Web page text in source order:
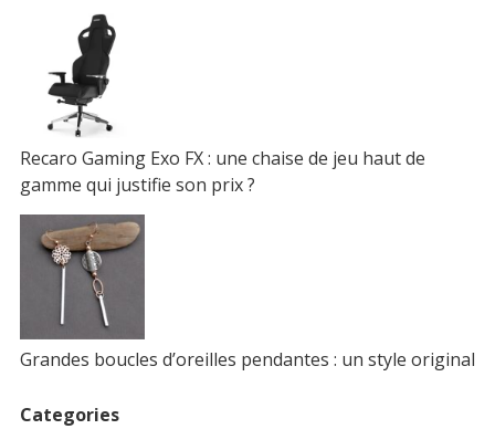
Recaro Gaming Exo FX : une chaise de jeu haut de
gamme qui justifie son prix ?
Grandes boucles d’oreilles pendantes : un style original
Categories